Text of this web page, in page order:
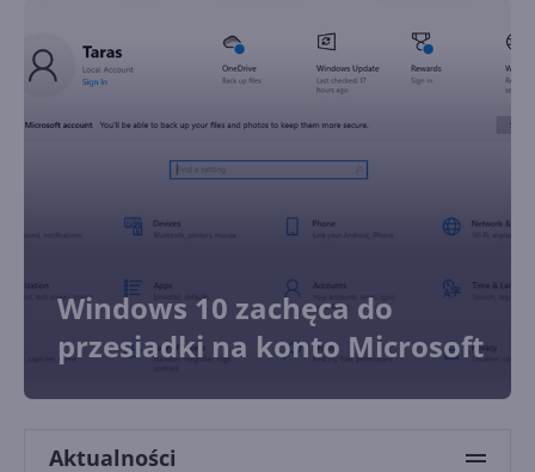
Windows 10 zachęca do
przesiadki na konto Microsoft
Aktualności